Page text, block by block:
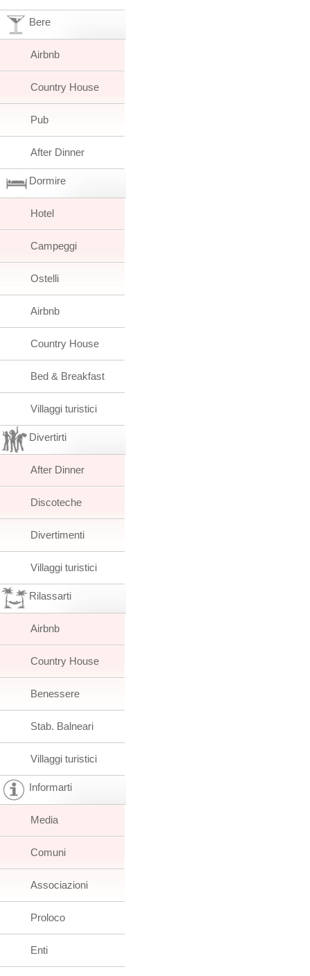
Bere
Airbnb
Country House
Pub
After Dinner
Dormire
Hotel
Campeggi
Ostelli
Airbnb
Country House
Bed & Breakfast
Villaggi turistici
Divertirti
After Dinner
Discoteche
Divertimenti
Villaggi turistici
Rilassarti
Airbnb
Country House
Benessere
Stab. Balneari
Villaggi turistici
Informarti
Media
Comuni
Associazioni
Proloco
Enti